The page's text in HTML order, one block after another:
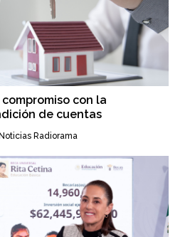
con la
de cuentas
Radiorama